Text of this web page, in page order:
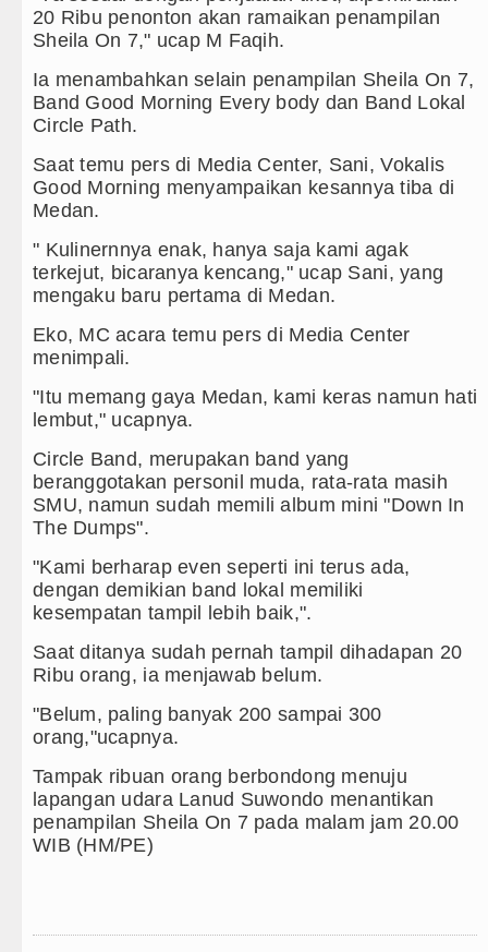
Masyarakat Desak APH Bongkar Penadah
Dewan Usul BUMD Sumut Kelola Rumput
Dugaan Penyimpangan Dana BOS TA
Risiko Tertular HIV/AIDS Melalui
Bertekad Pulang Mantan PM Bangladesh
PSG vs Manchester United Laga
Juventus vs Inter Milan Persahabatan di
Real Madrid Tandang ke Ferencvaros
Tujuh Tewas dalam Penembakan Massal di
20 Ribu penonton akan ramaikan penampilan
Sheila On 7," ucap M Faqih.
Ia menambahkan selain penampilan Sheila On 7,
Band Good Morning Every body dan Band Lokal
Circle Path.
Saat temu pers di Media Center, Sani, Vokalis
Good Morning menyampaikan kesannya tiba di
Medan.
" Kulinernnya enak, hanya saja kami agak
terkejut, bicaranya kencang," ucap Sani, yang
mengaku baru pertama di Medan.
Eko, MC acara temu pers di Media Center
menimpali.
"Itu memang gaya Medan, kami keras namun hati
lembut," ucapnya.
Circle Band, merupakan band yang
beranggotakan personil muda, rata-rata masih
SMU, namun sudah memili album mini "Down In
The Dumps".
"Kami berharap even seperti ini terus ada,
dengan demikian band lokal memiliki
kesempatan tampil lebih baik,".
Saat ditanya sudah pernah tampil dihadapan 20
Ribu orang, ia menjawab belum.
"Belum, paling banyak 200 sampai 300
orang,"ucapnya.
Tampak ribuan orang berbondong menuju
lapangan udara Lanud Suwondo menantikan
penampilan Sheila On 7 pada malam jam 20.00
WIB (HM/PE)